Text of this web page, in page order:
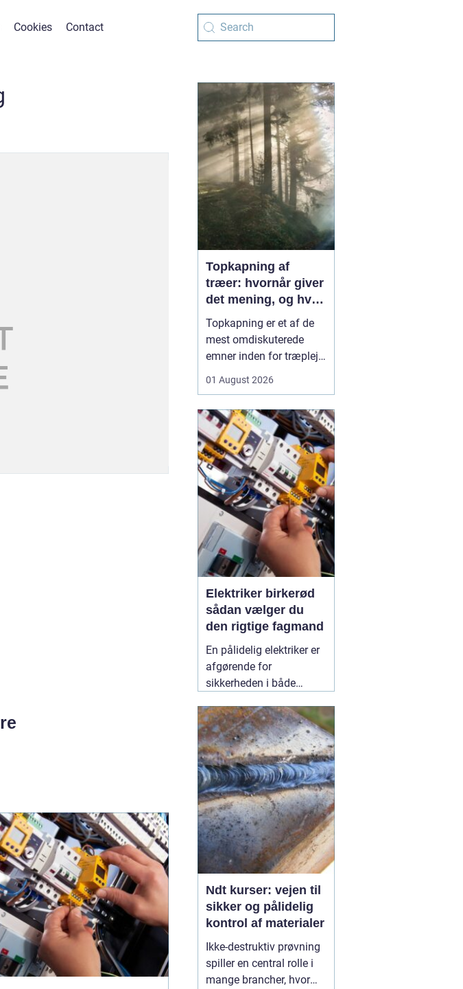
Cookies Contact
Topkapning af
træer: hvornår giver
det mening, og hvad
skal du være
opmærksom på?
Topkapning er et af de
mest omdiskuterede
emner inden for træpleje.
på et for højt træ tæt på
tænker, at problemet er
løst, hvis man bare s...
01 August 2026
Elektriker birkerød
sådan vælger du
den rigtige fagmand
En pålidelig elektriker er
afgørende for
sikkerheden i både
virksomheder.
Elinstallationer er
usynlige i hverdagen,
men når noget fejler,
mærker man det med
det samme. I Birkerød og
omegn søger mange
efter en10 July 2026
Ndt kurser: vejen til
sikker og pålidelig
kontrol af materialer
Ikke-destruktiv prøvning
spiller en central rolle i
mange brancher, hvor